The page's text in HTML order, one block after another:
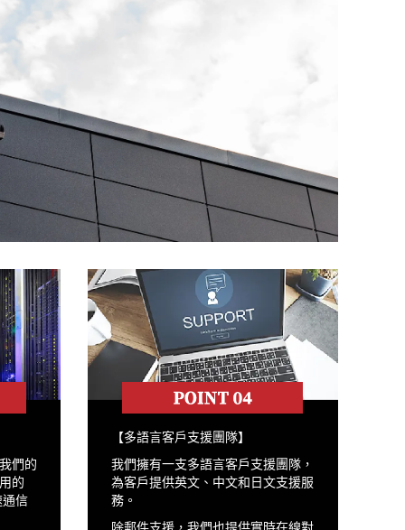
們的
的
信
【多語言客戶支援團隊】
我們擁有一支多語言客戶支援團隊，
為客戶提供英文、中文和日文支援服
務。